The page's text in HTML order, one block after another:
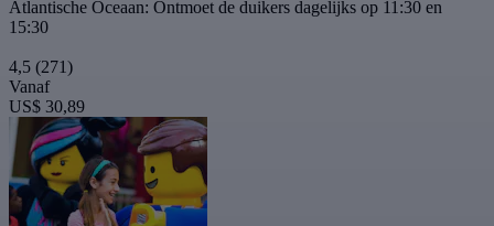
Atlantische Oceaan: Ontmoet de duikers dagelijks op 11:30 en
15:30
4,5 (271)
Vanaf
US$ 30,89